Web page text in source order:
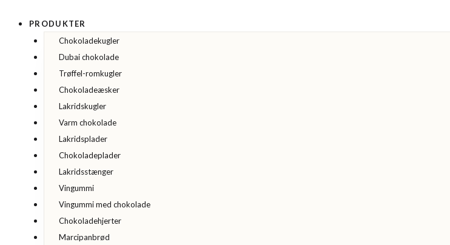
indholdet
PRODUKTER
Chokoladekugler
Dubai chokolade
Trøffel-romkugler
Chokoladeæsker
Lakridskugler
Varm chokolade
Lakridsplader
Chokoladeplader
Lakridsstænger
Vingummi
Vingummi med chokolade
Chokoladehjerter
Marcipanbrød